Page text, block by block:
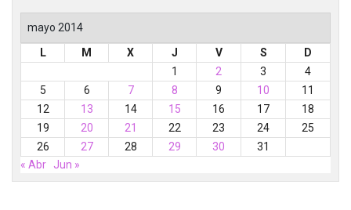
mayo 2014
L
M X J V S
D
1
2 3
4
5
6 7 8 9 10
11
12
13 14 15 16 17
18
19
20 21 22 23 24
25
26
27 28 29 30
31
« Abr Jun »